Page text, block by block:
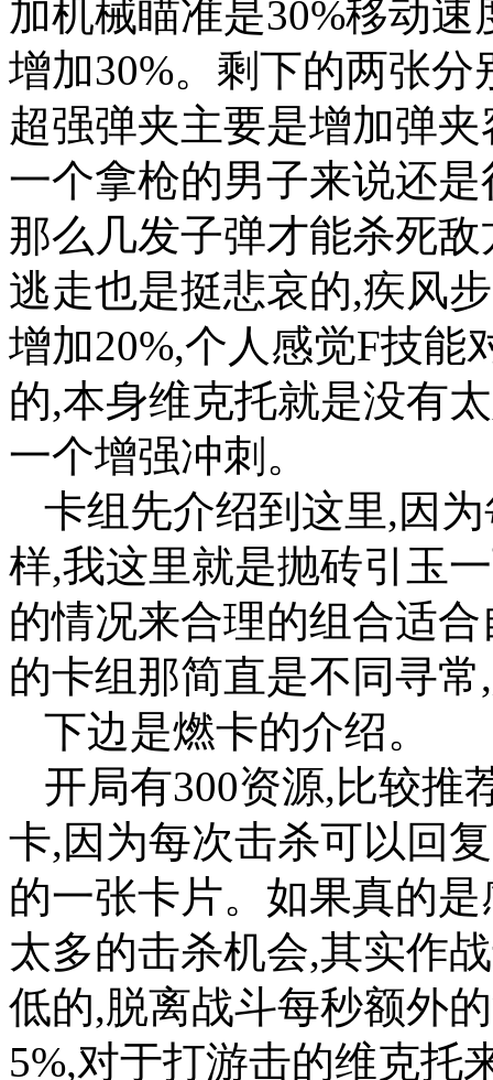
加机械瞄准是30%移动
增加30%。剩下的两张
超强弹夹主要是增加弹
一个拿枪的男子来说还
那么几发子弹才能杀死
逃走也是挺悲哀的,疾风
增加20%,个人感觉F技能
的,本身维克托就是没有
一个增强冲刺。
卡组先介绍到这里,因
样,我这里就是抛砖引玉
的情况来合理的组合适
的卡组那简直是不同寻
下边是燃卡的介绍。
开局有300资源,比较推
卡,因为每次击杀可以回
的一张卡片。如果真的
太多的击杀机会,其实作
低的,脱离战斗每秒额外
5%,对于打游击的维克托